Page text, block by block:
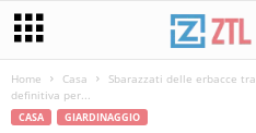
Home Casa
Sbarazzati delle erbacce
definitiva per...
CASA GIARDINAGGIO